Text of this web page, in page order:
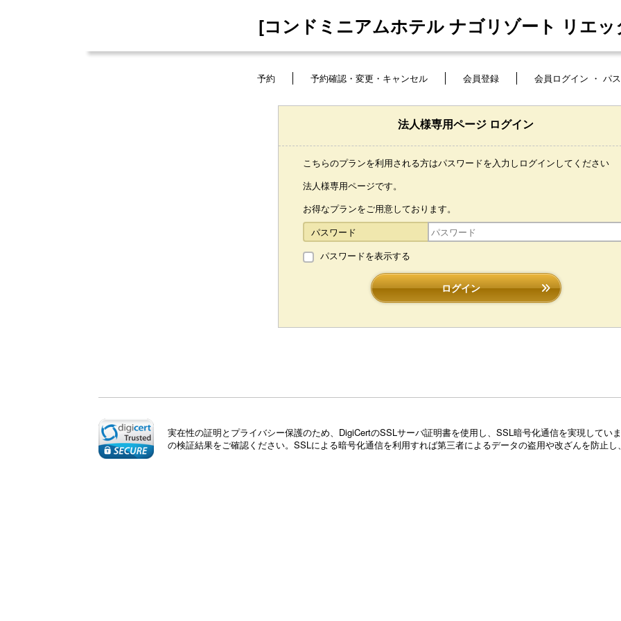
[コンドミニアムホテル ナゴリゾート リエッ
予約 予約確認・変更・キャンセル 会員登録 会員ログイン ・ パ
法人様専用ページ ログイン
こちらのプランを利用される方はパスワードを入力しログインしてください
法人様専用ページです。
お得なプランをご用意しております。
パスワード
パスワードを表示する
ログイン
実在性の証明とプライバシー保護のため、DigiCertのSSLサーバ証明書を使用し、SSL暗号化通信を実現してい
の検証結果をご確認ください。SSLによる暗号化通信を利用すれば第三者によるデータの盗用や改ざんを防止